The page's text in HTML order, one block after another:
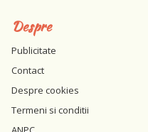
Despre
Publicitate
Contact
Despre cookies
Termeni si conditii